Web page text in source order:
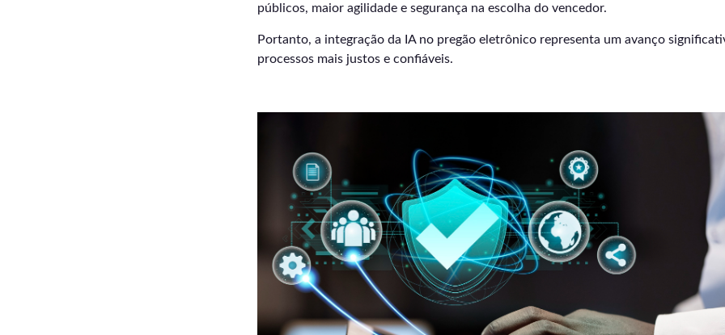
públicos, maior agilidade e segurança na escolha do vencedor.
Portanto, a integração da IA no pregão eletrônico representa um avanço
processos mais justos e confiáveis.